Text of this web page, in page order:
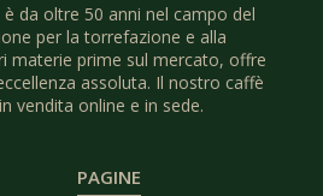
da oltre 50 anni nel campo del
per la torrefazione e alla
materie prime sul mercato, offre
assoluta. Il nostro caffè
vendita online e in sede.
PAGINE